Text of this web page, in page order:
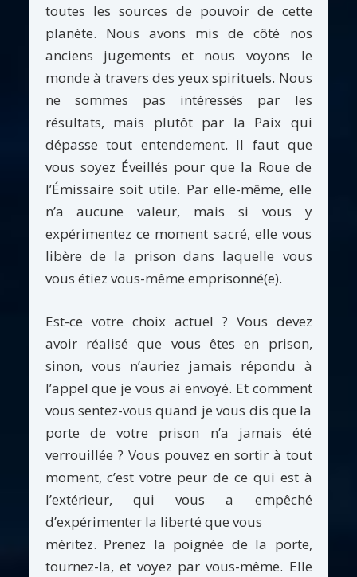
toutes les sources de pouvoir de cette
planète. Nous avons mis de côté nos
anciens jugements et nous voyons le
monde à travers des yeux spirituels. Nous
ne sommes pas intéressés par les
résultats, mais plutôt par la Paix qui
dépasse tout entendement. Il faut que
vous soyez Éveillés pour que la Roue de
l’Émissaire soit utile. Par elle-même, elle
n’a aucune valeur, mais si vous y
expérimentez ce moment sacré, elle vous
libère de la prison dans laquelle vous
vous étiez vous-même emprisonné(e).
Est-ce votre choix actuel ? Vous devez
avoir réalisé que vous êtes en prison,
sinon, vous n’auriez jamais répondu à
l’appel que je vous ai envoyé. Et comment
vous sentez-vous quand je vous dis que la
porte de votre prison n’a jamais été
verrouillée ? Vous pouvez en sortir à tout
moment, c’est votre peur de ce qui est à
l’extérieur, qui vous a empêché
d’expérimenter la liberté que vous
méritez. Prenez la poignée de la porte,
tournez-la, et voyez par vous-même. Elle